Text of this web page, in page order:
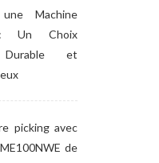
Machine
: Un Choix
Durable et
picking avec
de